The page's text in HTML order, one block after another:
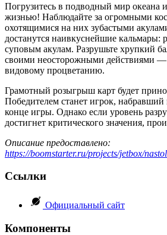
Погрузитесь в подводный мир океана
жизнью! Наблюдайте за огромными
охотящимися на них зубастыми
достанутся наивкуснейшие кальмары:
суповым акулам. Разрушьте хрупкий
своими неосторожными действиями —
видовому процветанию.
Грамотный розыгрыш карт будет
Победителем станет игрок, набравший
конце игры. Однако если уровень
достигнет критического значения,
Описание предоставлено:
https://boomstarter.ru/projects/jetbox/
Ссылки
Официальный сайт
Компоненты